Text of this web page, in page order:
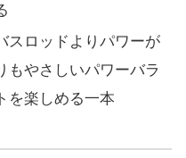
スロッドよりパワーが
もやさしいパワーバラ
を楽しめる一本